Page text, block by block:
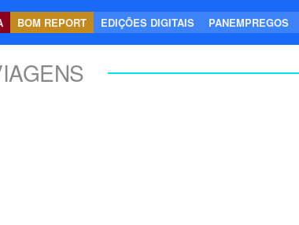
BOM REPORT EDIÇÕES DIGITAIS PANEMPREGOS